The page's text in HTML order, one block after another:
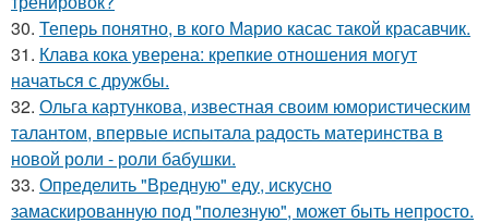
30. Теперь понятно, в кого Марио касас такой красавчик.
31. Клава кока уверена: крепкие отношения могут
начаться с дружбы.
32. Ольга картункова, известная своим юмористическим
талантом, впервые испытала радость материнства в
новой роли - роли бабушки.
33. Определить "Вредную" еду, искусно
замаскированную под "полезную", может быть непросто.